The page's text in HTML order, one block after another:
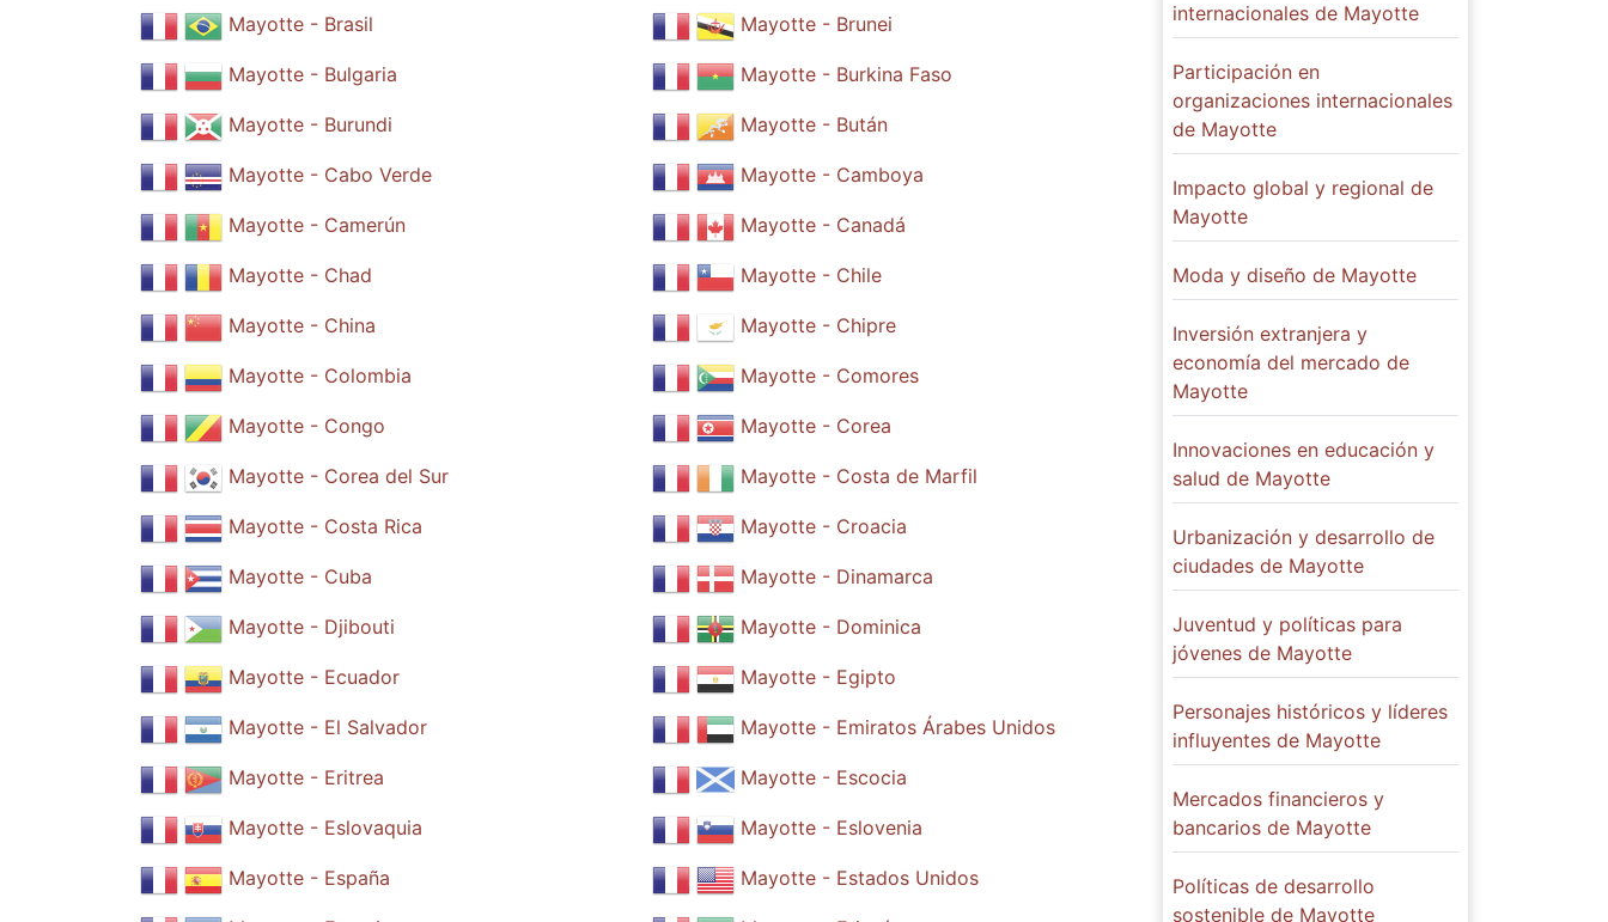
Mayotte - Brasil Mayotte - Brunei
Mayotte - Bulgaria Mayotte - Burkina Faso
Mayotte - Burundi Mayotte - Bután
Mayotte - Cabo Verde Mayotte - Camboya
Mayotte - Camerún Mayotte - Canadá
Mayotte - Chad Mayotte - Chile
Mayotte - China Mayotte - Chipre
Mayotte - Colombia Mayotte - Comores
Mayotte - Congo Mayotte - Corea
Mayotte - Corea del Sur Mayotte - Costa de Marfil
Mayotte - Costa Rica Mayotte - Croacia
Mayotte - Cuba Mayotte - Dinamarca
Mayotte - Djibouti Mayotte - Dominica
Mayotte - Ecuador Mayotte - Egipto
Mayotte - El Salvador Mayotte - Emiratos Árabes Unidos
Mayotte - Eritrea Mayotte - Escocia
Mayotte - Eslovaquia Mayotte - Eslovenia
Mayotte - España Mayotte - Estados Unidos
internacionales de Mayotte
Participación en
organizaciones internacionales
de Mayotte
Impacto global y regional de
Mayotte
Moda y diseño de Mayotte
Inversión extranjera y
economía del mercado de
Mayotte
Innovaciones en educación y
salud de Mayotte
Urbanización y desarrollo de
ciudades de Mayotte
Juventud y políticas para
jóvenes de Mayotte
Personajes históricos y líderes
influyentes de Mayotte
Mercados financieros y
bancarios de Mayotte
Políticas de desarrollo
sostenible de Mayotte